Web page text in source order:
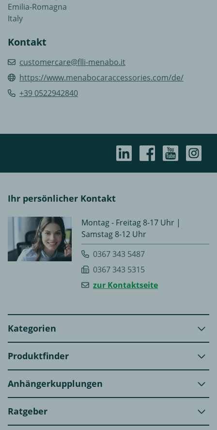
Emilia-Romagna
Italy
Kontakt
customercare@flli-menabo.it
https://www.menabocaraccessories.com/de/
+39 0522942840
Ihr persönlicher Kontakt
Montag - Freitag 8-17 Uhr |
Samstag 8-12 Uhr
0367 343 5487
0367 343 5315
zur Kontaktseite
Kategorien
Produktfinder
Anhängerkupplungen
Ratgeber